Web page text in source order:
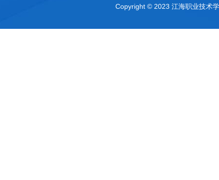
Copyright © 2023 江海职业技术